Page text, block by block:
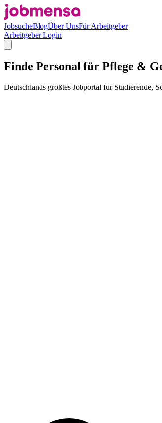
JobsucheBlogÜber UnsFür Arbeitgeber
Arbeitgeber Login
Finde Personal für Pflege &
Deutschlands größtes Jobportal für Studierende,